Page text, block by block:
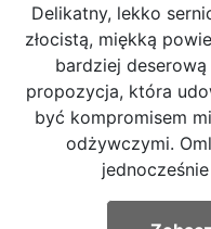
Delikatny, lekko
złocistą, miękką
bardziej
propozycja, która
być kompromisem
odżywczymi.